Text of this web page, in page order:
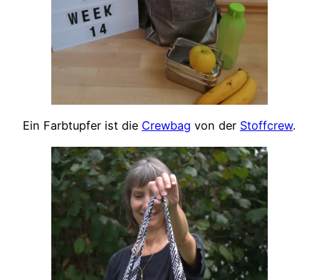
Ein Farbtupfer ist die Crewbag von der Stoffcrew.